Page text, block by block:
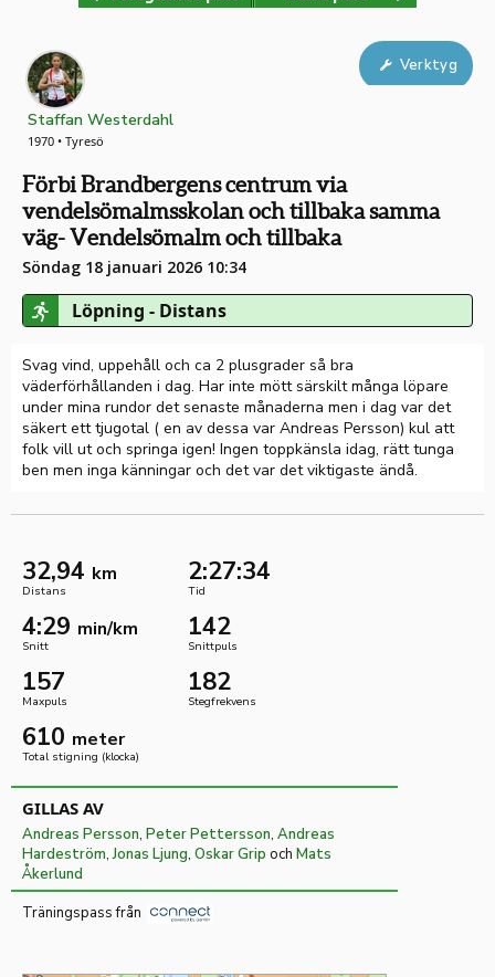
Staffan Westerdahl
1970 • Tyresö
Förbi Brandbergens centrum via
vendelsömalmsskolan och tillbaka samma
väg- Vendelsömalm och tillbaka
Söndag 18 januari 2026 10:34
Löpning - Distans
Verktyg
Svag vind, uppehåll och ca 2 plusgrader så bra
väderförhållanden i dag. Har inte mött särskilt många löpare
under mina rundor det senaste månaderna men i dag var det
säkert ett tjugotal ( en av dessa var Andreas Persson) kul att
folk vill ut och springa igen! Ingen toppkänsla idag, rätt tunga
ben men inga känningar och det var det viktigaste ändå.
32,94 km
Distans
2:27:34
Tid
4:29 min/km
Snitt
142
Snittpuls
157
Maxpuls
182
Stegfrekvens
610 meter
Total stigning (klocka)
GILLAS AV
Andreas Persson, Peter Pettersson, Andreas
Hardeström,Jonas Ljung, Oskar Grip och Mats
Åkerlund
Träningspass från